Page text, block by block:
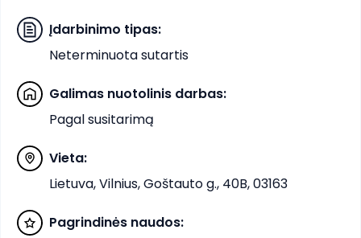
Įdarbinimo tipas:
Neterminuota sutartis
Galimas nuotolinis darbas:
Pagal susitarimą
Vieta:
Lietuva, Vilnius, Goštauto g., 40B, 03163
Pagrindinės naudos: